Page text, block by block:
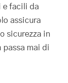
e facili da
assicura
sicurezza in
mai di